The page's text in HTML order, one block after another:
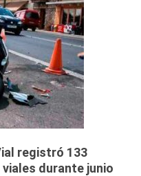
registró 133
durante junio